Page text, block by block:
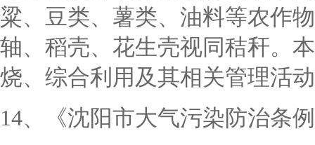
粱、豆类、薯类、油料等农作
轴、稻壳、花生壳视同秸秆。
烧、综合利用及其相关管理活
14、《沈阳市大气污染防治条